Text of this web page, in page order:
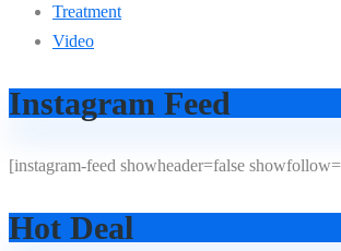
Treatment
Video
Instagram Feed
[instagram-feed showheader=false
Hot Deal